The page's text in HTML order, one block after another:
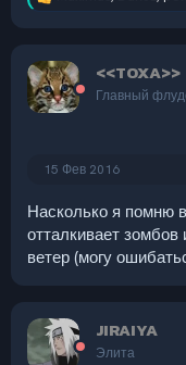
ц
и
и
<<TOXA>>
Главный
15 Фев 2016
Насколько я помню
отталкивает зомбов
ветер (могу
JIRAIYA
Элита